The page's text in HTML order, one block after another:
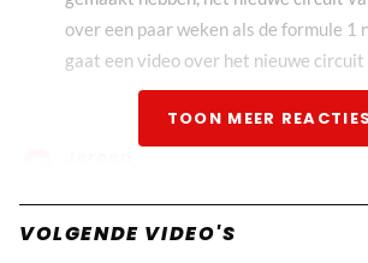
over een paar weken als de formule 1
gaat een video over het nieuwe circuit
van de Gesamtstrecke, bestaande uit
TOON MEER REACTIES
VOLGENDE VIDEO'S